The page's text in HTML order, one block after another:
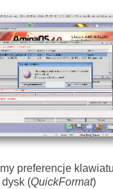
preferencje
(QuickFormat)